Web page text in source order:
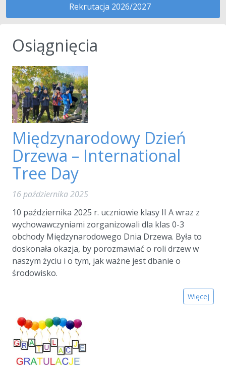
Rekrutacja 2026/2027
Osiągnięcia
Międzynarodowy Dzień
Drzewa – International
Tree Day
16 października 2025
10 października 2025 r. uczniowie klasy II A wraz z
wychowawczyniami zorganizowali dla klas 0-3
obchody Międzynarodowego Dnia Drzewa. Była to
doskonała okazja, by porozmawiać o roli drzew w
naszym życiu i o tym, jak ważne jest dbanie o
środowisko.
Więcej